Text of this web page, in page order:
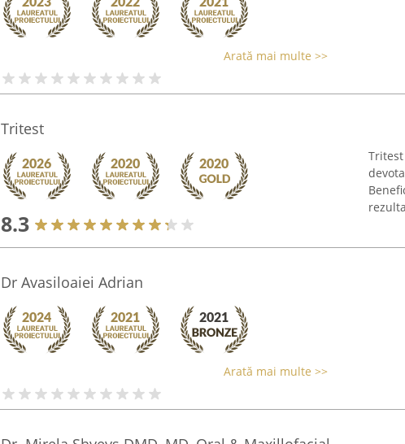
Arată mai multe >>
Tritest
8.3
Dr Avasiloaiei Adrian
Arată mai multe >>